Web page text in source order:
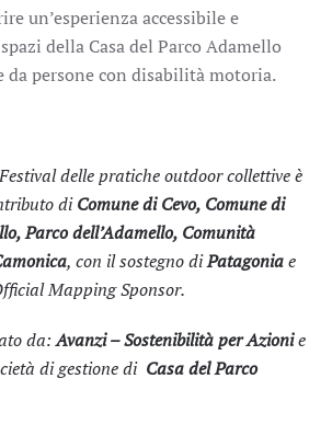
un’esperienza accessibile e
della Casa del Parco Adamello
da persone con disabilità motoria.
delle pratiche outdoor collettive è
diComune di Cevo, Comune di
Parco dell’Adamello, Comunità
, con il sostegno diPatagoniae
Mapping Sponsor.
da:Avanzi – Sostenibilità per Azionie
di gestione di Casa del Parco